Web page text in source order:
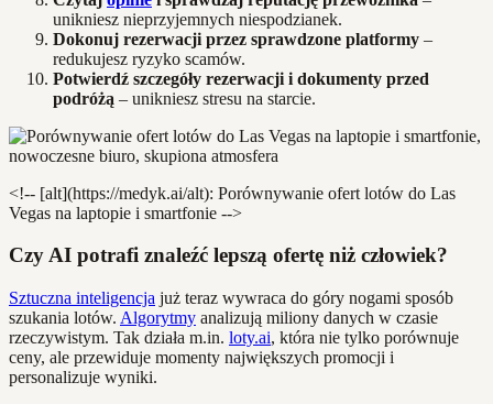
unikniesz nieprzyjemnych niespodzianek.
Dokonuj rezerwacji przez sprawdzone platformy –
redukujesz ryzyko scamów.
Potwierdź szczegóły rezerwacji i dokumenty przed
podróżą – unikniesz stresu na starcie.
<!-- [alt](https://medyk.ai/alt): Porównywanie ofert lotów do Las
Vegas na laptopie i smartfonie -->
Czy AI potrafi znaleźć lepszą ofertę niż człowiek?
Sztuczna inteligencja już teraz wywraca do góry nogami sposób
szukania lotów. Algorytmy analizują miliony danych w czasie
rzeczywistym. Tak działa m.in. loty.ai, która nie tylko porównuje
ceny, ale przewiduje momenty największych promocji i
personalizuje wyniki.